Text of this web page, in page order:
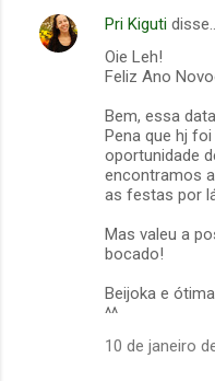
C
Pri Kiguti
Oie Leh!
Feliz Ano
Bem, essa
Pena que hj
oportunidade
encontramos
as festas por
Mas valeu a
bocado!
Beijoka e
^^
10 de janeiro